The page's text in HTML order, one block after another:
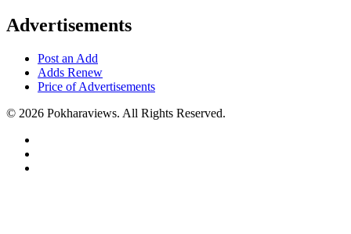
Advertisements
Post an Add
Adds Renew
Price of Advertisements
© 2026 Pokharaviews. All Rights Reserved.